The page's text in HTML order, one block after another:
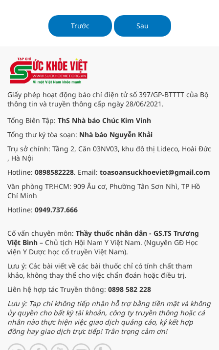
còn mang lại nhiều lợi ích sức khỏe
đáng kinh ngạc.
Trước Sau
Giấy phép hoạt động báo chí điện tử số 397/GP-BTTTT của Bộ
thông tin và truyền thông cấp ngày 28/06/2021.
Tổng Biên Tập: ThS Nhà báo Chúc Kim Vinh
Tổng thư ký tòa soạn: Nhà báo Nguyễn Khải
Trụ sở chính: Tầng 2, Căn 03NV03, khu đô thị Lideco, Hoài Đức
, Hà Nội
Hotline: 0898582228. Email: toasoansuckhoeviet@gmail.com
Văn phòng TP.HCM: 909 Âu cơ, Phường Tân Sơn Nhì, TP Hồ
Chí Minh
Hotline: 0949.737.666
Cố vấn chuyên môn: Thầy thuốc nhân dân - GS.TS Trương
Việt Bình – Chủ tịch Hội Nam Y Việt Nam. (Nguyên GĐ Học
viện Y Dược học cổ truyền Việt Nam).
Lưu ý: Các bài viết về các bài thuốc chỉ có tính chất tham
khảo, không thay thế cho việc chẩn đoán hoặc điều trị.
Liên hệ hợp tác Truyền thông: 0898 582 228
Lưu ý: Tạp chí không tiếp nhận hỗ trợ bằng tiền mặt và không
ủy quyền cho bất kỳ tài khoản, công ty truyền thông hoặc cá
nhân nào thực hiện việc giao dịch quảng cáo, ký kết hợp
đồng hay giao dịch trực tiếp! Trân trọng cảm ơn!